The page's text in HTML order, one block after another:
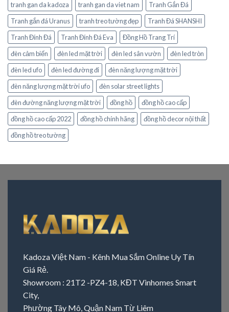
tranh gan da kadoza
tranh gan da viet nam
Tranh Gắn Đá
Tranh gắn đá Uranus
tranh treo tường đẹp
Tranh Đá SHANSHI
Tranh Đính Đá
Tranh Đính Đá Eva
Đồng Hồ Trang Trí
đèn cảm biến
đèn led mặt trời đèn led sân vườn
đèn led tròn
đèn led ufo
đèn led đường đi
đèn năng lượng mặt trời
đèn năng lượng mặt trời ufo
đèn solar street lights
đèn đường năng lượng mặt trời
đồng hồ
đồng hồ cao cấp
đồng hồ cao cấp 2022
đồng hồ chính hãng
đồng hồ decor nội thất
đồng hồ treo tường
Kadoza Việt Nam - Kênh Mua Sắm Online Uy Tín
Giá Rẻ.
Showroom : 21T2 -PZ4-18, KĐT Vinhomes Smart
City,
Phường Tây Mô, Quận Nam Từ Liêm